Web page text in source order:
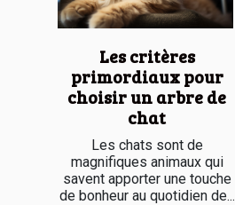
Les critères
primordiaux pour
choisir un arbre de
chat
Les chats sont de
magnifiques animaux qui
savent apporter une touche
de bonheur au quotidien de...